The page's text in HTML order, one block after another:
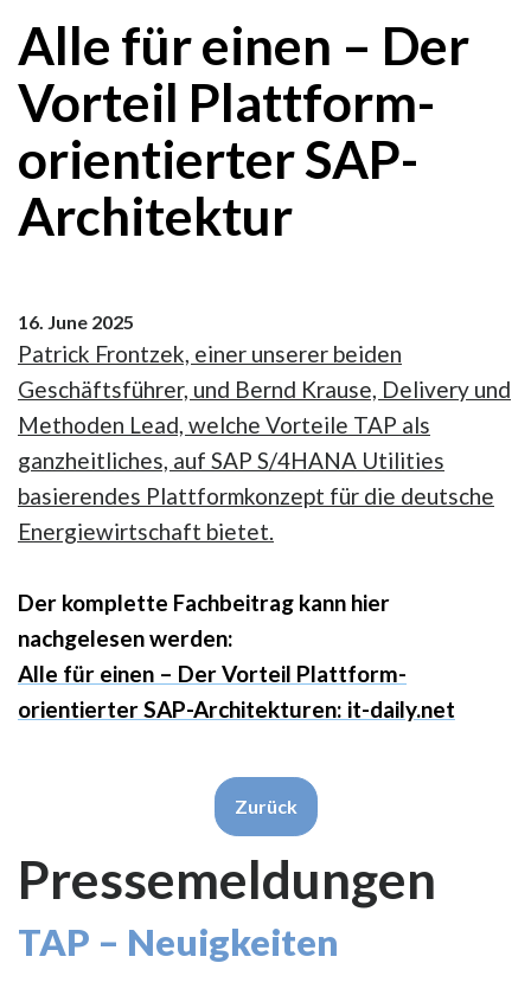
Alle für einen – Der
Vorteil Plattform-
orientierter SAP-
Architektur
16. June 2025
Patrick Frontzek, einer unserer beiden
Geschäftsführer, und Bernd Krause, Delivery und
Methoden Lead, welche Vorteile TAP als
ganzheitliches, auf SAP S/4HANA Utilities
basierendes Plattformkonzept für die deutsche
Energiewirtschaft bietet.
Der komplette Fachbeitrag kann hier
nachgelesen werden:
Alle für einen – Der Vorteil Plattform-
orientierter SAP-Architekturen: it-daily.net
Zurück
Pressemeldungen
TAP – Neuigkeiten